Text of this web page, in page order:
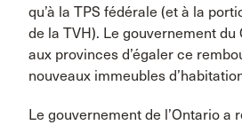
qu’à la TPS fédérale (et à la
de la TVH). Le gouvernement du
aux provinces d’égaler ce
nouveaux immeubles
Le gouvernement de l’Ontario a